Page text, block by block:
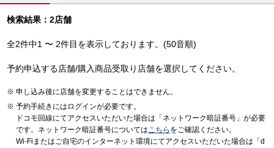
検索結果：2店舗
全2件中1 〜 2件目を表示しております。(50音順)
予約申込する店舗/購入商品受取り店舗を選択してください。
申し込み後に店舗を変更することはできません。
予約手続きにはログインが必要です。
ドコモ回線にてアクセスいただいた場合は「ネットワーク暗証番号」が必要
です。ネットワーク暗証番号についてはこちら をご確認ください。
Wi-Fiまたはご自宅のインターネット環境にてアクセスいただいた場合は「d